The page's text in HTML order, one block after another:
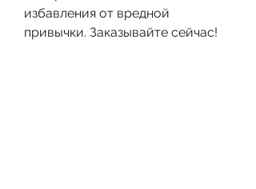
избавления от вредной
привычки. Заказывайте сейчас!